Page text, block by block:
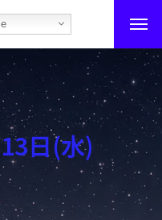
日(水)